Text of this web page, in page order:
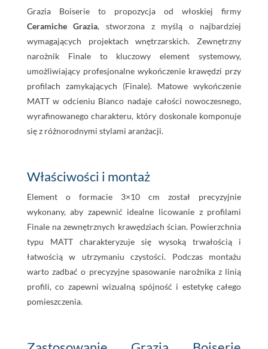
Grazia Boiserie to propozycja od włoskiej firmy
Ceramiche Grazia, stworzona z myślą o najbardziej
wymagających projektach wnętrzarskich. Zewnętrzny
narożnik Finale to kluczowy element systemowy,
umożliwiający profesjonalne wykończenie krawędzi przy
profilach zamykających (Finale). Matowe wykończenie
MATT w odcieniu Bianco nadaje całości nowoczesnego,
wyrafinowanego charakteru, który doskonale komponuje
się z różnorodnymi stylami aranżacji.
Właściwości i montaż
Element o formacie 3×10 cm został precyzyjnie
wykonany, aby zapewnić idealne licowanie z profilami
Finale na zewnętrznych krawędziach ścian. Powierzchnia
typu MATT charakteryzuje się wysoką trwałością i
łatwością w utrzymaniu czystości. Podczas montażu
warto zadbać o precyzyjne spasowanie narożnika z linią
profili, co zapewni wizualną spójność i estetykę całego
pomieszczenia.